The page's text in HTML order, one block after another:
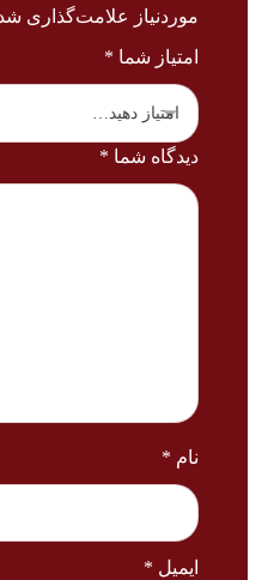
موردنیاز علامت‌گذاری
امتیاز شما *
دیدگاه شما *
نام *
ایمیل *